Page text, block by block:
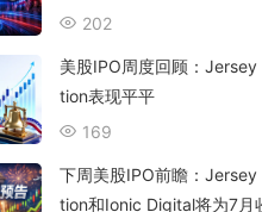
202
美股IPO周度回顾：Jersey
tion表现平平
169
下周美股IPO前瞻：Jersey
tion和Ionic Digital将为7月